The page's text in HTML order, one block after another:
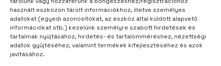
használt eszközön tárolt információkhoz, illetve személyes
adatokat (egyedi azonosítókat, az eszköz által küldött alapvető
információkat stb.) kezelünk személyre szabott hirdetések és
tartalmak nyújtásához, hirdetés- és tartalomméréshez, nézettségi
adatok gyűjtéséhez, valamint termékek kifejlesztéséhez és azok
javításához.
TÁBORUNK 3 év telt el
Inkább a gyerek telefonáljon, mint a
szülő